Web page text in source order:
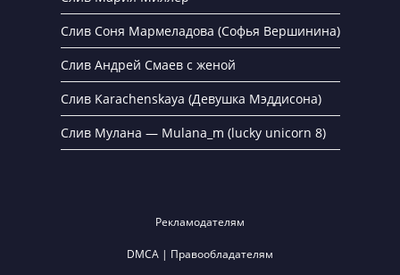
Слив Соня Мармеладова (Софья Вершинина)
Слив Андрей Смаев с женой
Слив Karachenskaya (Девушка Мэддисона)
Слив Мулана — Mulana_m (lucky unicorn 8)
Рекламодателям
DMCA | Правообладателям